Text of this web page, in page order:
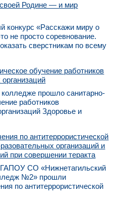
Родине — и мир
конкурс «Расскажи миру о
не просто соревнование.
сверстникам по всему
обучение работников
прошло санитарно-
работников
Здоровье и
по антитеррористической
организаций и
при совершении теракта
ГАПОУ СО «Нижнетагильский
№2» прошли
по антитеррористической